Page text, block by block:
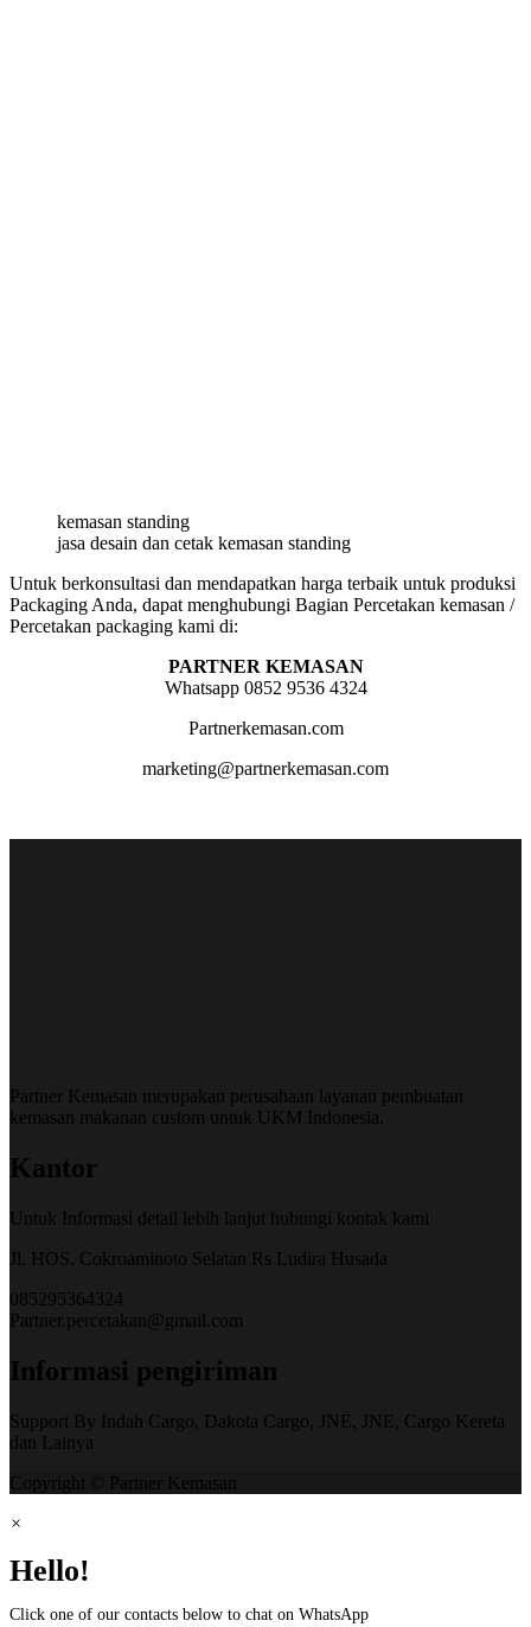
kemasan standing
jasa desain dan cetak kemasan standing
Untuk berkonsultasi dan mendapatkan harga terbaik untuk produksi
Packaging Anda, dapat menghubungi Bagian Percetakan kemasan /
Percetakan packaging kami di:
PARTNER KEMASAN
Whatsapp 0852 9536 4324
Partnerkemasan.com
marketing@partnerkemasan.com
Partner Kemasan merupakan perusahaan layanan pembuatan
kemasan makanan custom untuk UKM Indonesia.
Kantor
Untuk Informasi detail lebih lanjut hubungi kontak kami
Jl. HOS. Cokroaminoto Selatan Rs Ludira Husada
085295364324
Partner.percetakan@gmail.com
Informasi pengiriman
Support By Indah Cargo, Dakota Cargo, JNE, JNE, Cargo Kereta
dan Lainya
Copyright © Partner Kemasan
×
Hello!
Click one of our contacts below to chat on WhatsApp